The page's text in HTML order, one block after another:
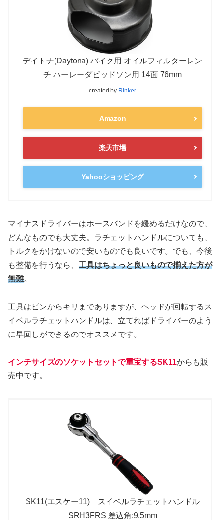
デイトナ(Daytona) バイク用 オイルフィルターレン
チ ハーレーダビッドソン用 14面 76mm
created by Rinker
Amazon
楽天市場
Yahooショッピング
マイナスドライバーはホースバンドを緩めるだけなので、
どんなものでも大丈夫。ラチェットハンドルについても、
トルクをかけないので安いものでも良いです。でも、今後
も整備を行うなら、 工具はちょっと良いもので揃えた方が
無難。
工具はピンからキリまでありますが、ヘッドが回転するス
イベルラチェットハンドルは、立てればドライバーのよう
に早回しができるのでオススメです。
インチサイズのソケットセットで重宝するSK11からも販
売中です。
SK11(エスケー11) スイベルラチェットハンドル
SRH3FRS 差込角:9.5mm